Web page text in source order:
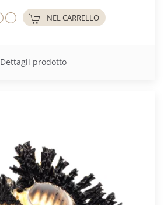
NEL CARRELLO
Dettagli prodotto